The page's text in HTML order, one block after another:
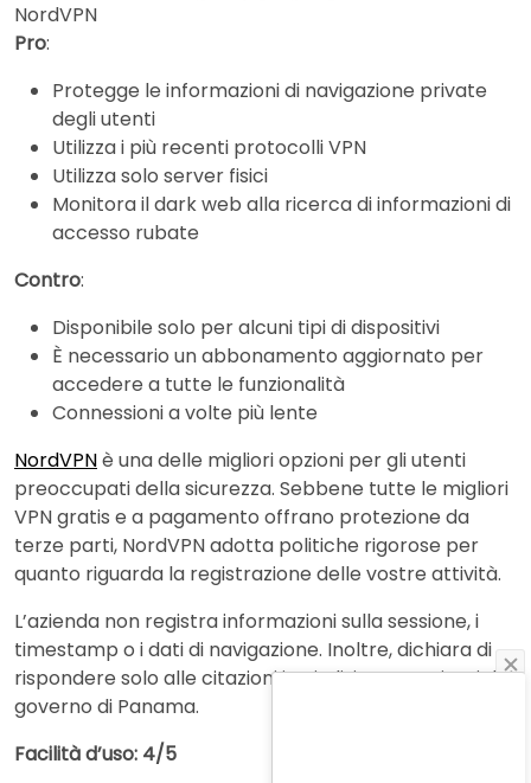
NordVPN
Pro:
Protegge le informazioni di navigazione private
degli utenti
Utilizza i più recenti protocolli VPN
Utilizza solo server fisici
Monitora il dark web alla ricerca di informazioni di
accesso rubate
Contro:
Disponibile solo per alcuni tipi di dispositivi
È necessario un abbonamento aggiornato per
accedere a tutte le funzionalità
Connessioni a volte più lente
NordVPNè una delle migliori opzioni per gli utenti
preoccupati della sicurezza. Sebbene tutte le migliori
VPN gratis e a pagamento offrano protezione da
terze parti, NordVPN adotta politiche rigorose per
quanto riguarda la registrazione delle vostre attività.
L’azienda non registra informazioni sulla sessione, i
timestamp o i dati di navigazione. Inoltre, dichiara di
rispondere solo alle citazioni in giudizio provenienti dal
governo di Panama.
Facilità d’uso: 4/5